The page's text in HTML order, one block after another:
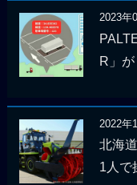
2023年
R」
2022年
北海
1人で